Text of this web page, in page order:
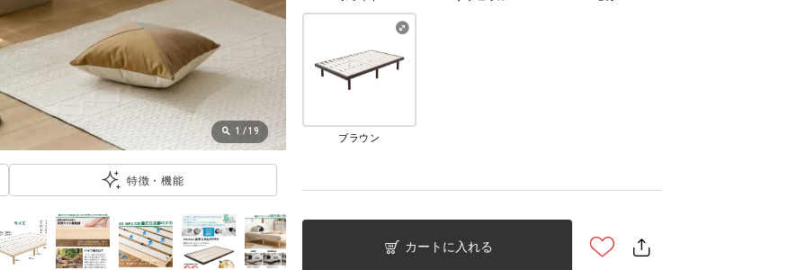
ブラウン
カートに入れる
1 /19
特徴・機能